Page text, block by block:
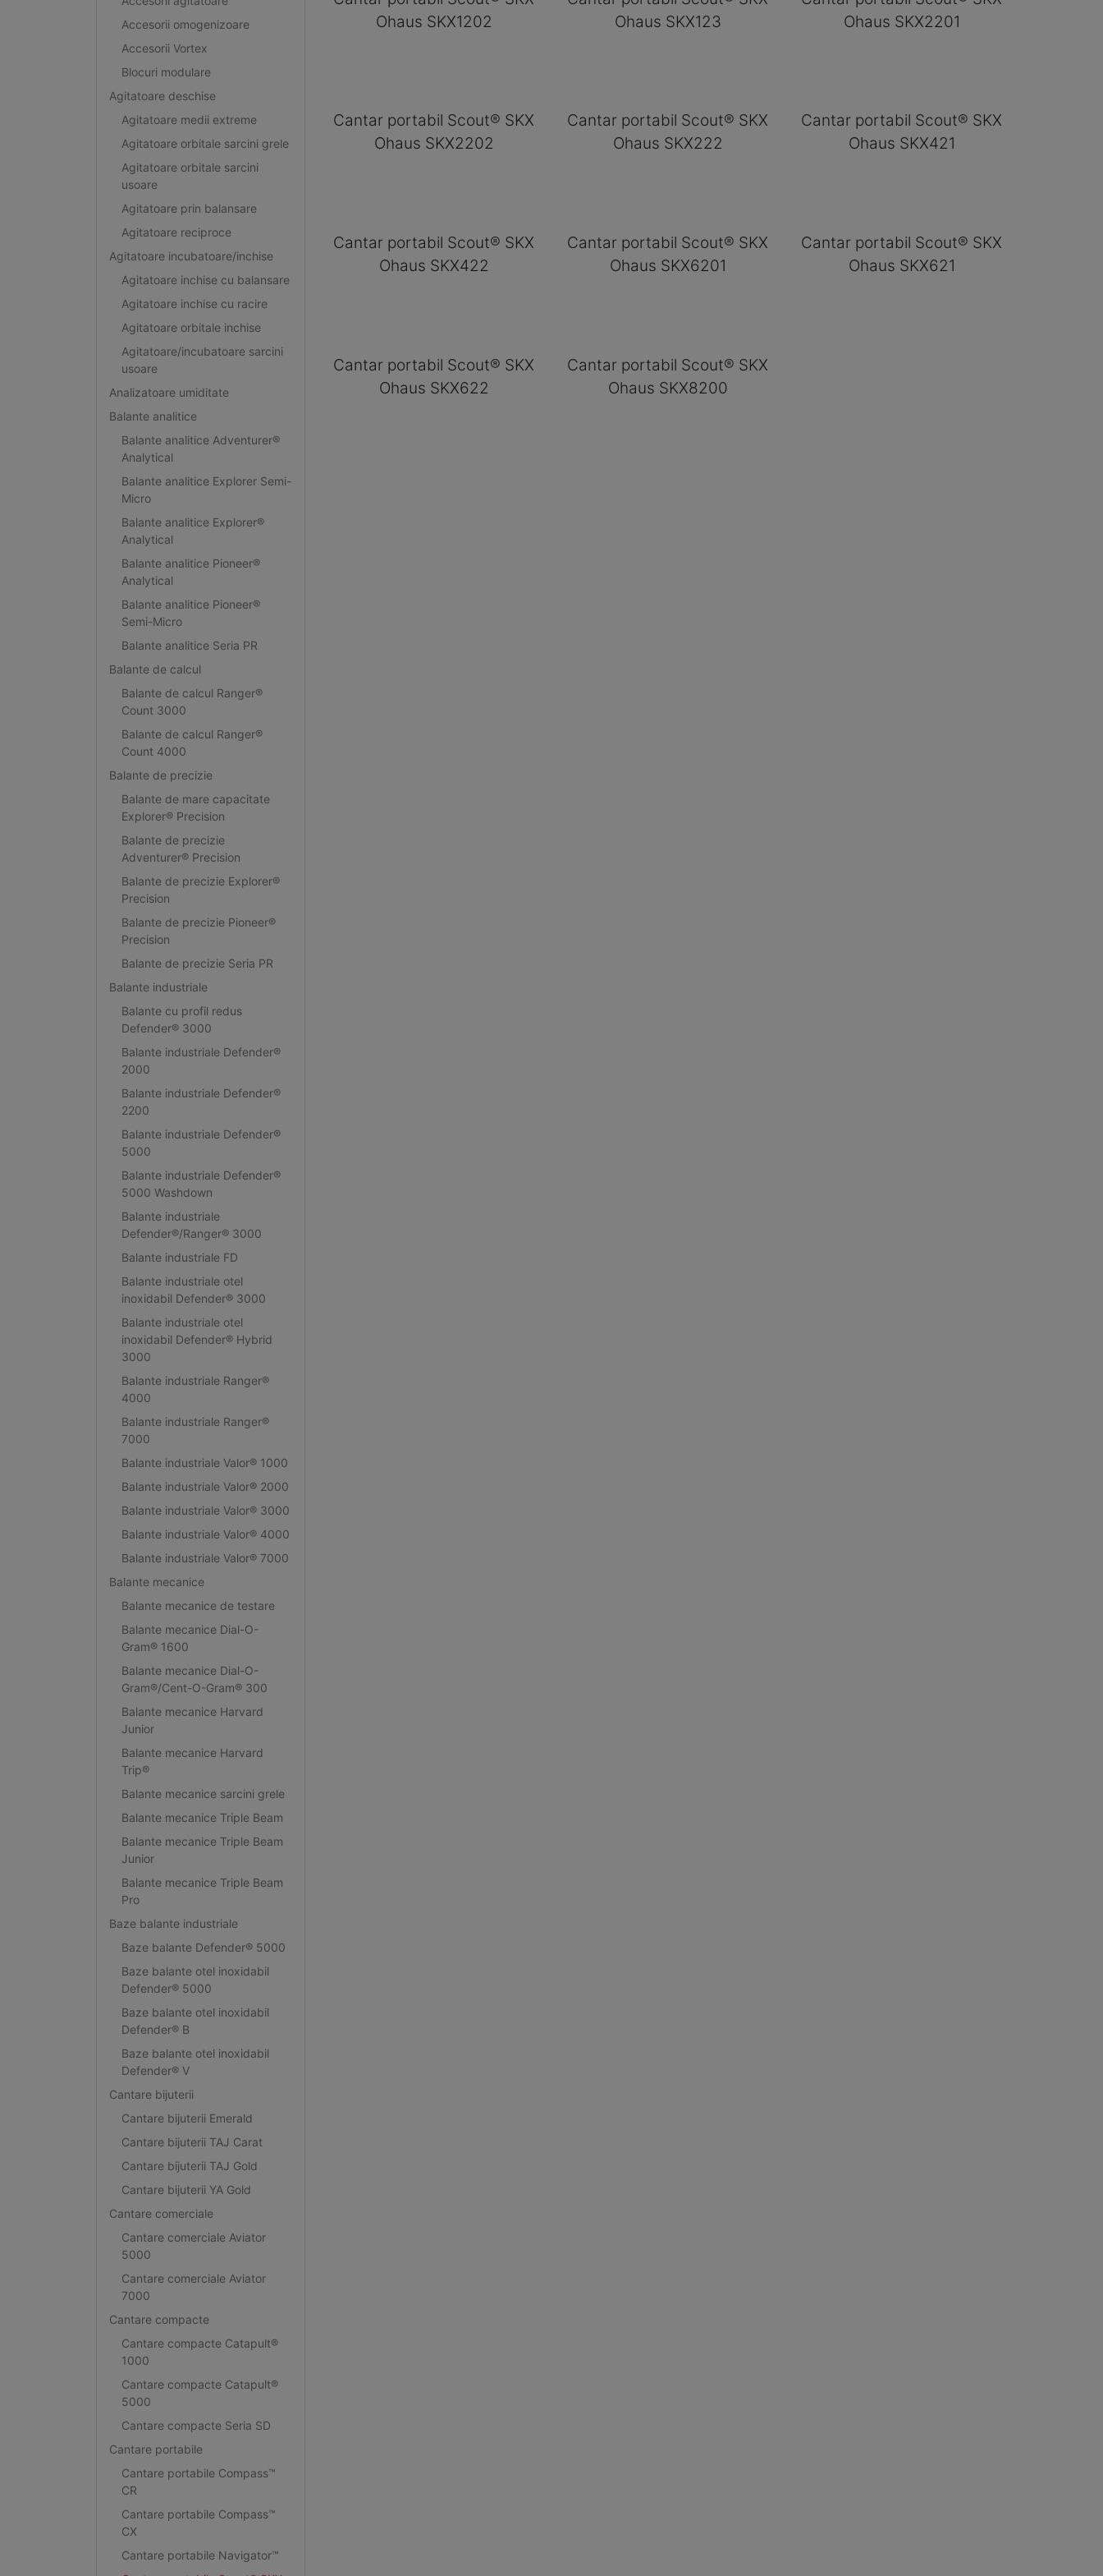
Accesorii omogenizoare
Accesorii Vortex
Blocuri modulare
Agitatoare deschise
Agitatoare medii extreme
Agitatoare orbitale sarcini grele
Agitatoare orbitale sarcini
usoare
Agitatoare prin balansare
Agitatoare reciproce
Agitatoare incubatoare/inchise
Agitatoare inchise cu balansare
Agitatoare inchise cu racire
Agitatoare orbitale inchise
Agitatoare/incubatoare sarcini
usoare
Analizatoare umiditate
Balante analitice
Balante analitice Adventurer®
Analytical
Balante analitice Explorer Semi-
Micro
Balante analitice Explorer®
Analytical
Balante analitice Pioneer®
Analytical
Balante analitice Pioneer®
Semi-Micro
Balante analitice Seria PR
Balante de calcul
Balante de calcul Ranger®
Count 3000
Balante de calcul Ranger®
Count 4000
Balante de precizie
Balante de mare capacitate
Explorer® Precision
Balante de precizie
Adventurer® Precision
Balante de precizie Explorer®
Precision
Balante de precizie Pioneer®
Precision
Balante de precizie Seria PR
Balante industriale
Balante cu profil redus
Defender® 3000
Balante industriale Defender®
2000
Balante industriale Defender®
2200
Balante industriale Defender®
5000
Balante industriale Defender®
5000 Washdown
Balante industriale
Defender®/Ranger® 3000
Balante industriale FD
Balante industriale otel
inoxidabil Defender® 3000
Balante industriale otel
inoxidabil Defender® Hybrid
3000
Balante industriale Ranger®
4000
Balante industriale Ranger®
7000
Balante industriale Valor® 1000
Balante industriale Valor® 2000
Balante industriale Valor® 3000
Balante industriale Valor® 4000
Balante industriale Valor® 7000
Balante mecanice
Balante mecanice de testare
Balante mecanice Dial-O-
Gram® 1600
Balante mecanice Dial-O-
Gram®/Cent-O-Gram® 300
Balante mecanice Harvard
Junior
Balante mecanice Harvard
Trip®
Balante mecanice sarcini grele
Balante mecanice Triple Beam
Balante mecanice Triple Beam
Junior
Balante mecanice Triple Beam
Pro
Baze balante industriale
Baze balante Defender® 5000
Baze balante otel inoxidabil
Defender® 5000
Baze balante otel inoxidabil
Defender® B
Baze balante otel inoxidabil
Defender® V
Cantare bijuterii
Cantare bijuterii Emerald
Cantare bijuterii TAJ Carat
Cantare bijuterii TAJ Gold
Cantare bijuterii YA Gold
Cantare comerciale
Cantare comerciale Aviator
5000
Cantare comerciale Aviator
7000
Cantare compacte
Cantare compacte Catapult®
1000
Cantare compacte Catapult®
5000
Cantare compacte Seria SD
Cantare portabile
Cantare portabile Compass™
CR
Cantare portabile Compass™
CX
Cantare portabile Navigator™
Ohaus SKX1202
Ohaus SKX123
Ohaus SKX2201
Cantar portabil Scout® SKX
Ohaus SKX2202
Cantar portabil Scout® SKX
Ohaus SKX222
Cantar portabil Scout® SKX
Ohaus SKX421
Cantar portabil Scout® SKX
Ohaus SKX422
Cantar portabil Scout® SKX
Ohaus SKX6201
Cantar portabil Scout® SKX
Ohaus SKX621
Cantar portabil Scout® SKX
Ohaus SKX622
Cantar portabil Scout® SKX
Ohaus SKX8200